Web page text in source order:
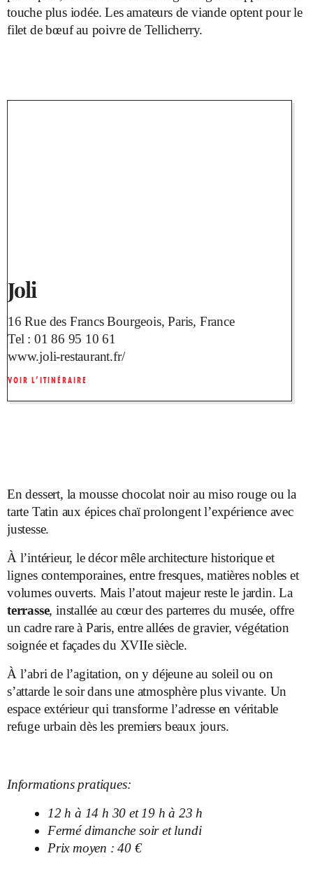
touche plus iodée. Les amateurs de viande optent pour le
filet de bœuf au poivre de Tellicherry.
Joli
16 Rue des Francs Bourgeois, Paris, France
Tel : 01 86 95 10 61
www.joli-restaurant.fr/
VOIR L’ITINÉRAIRE
En dessert, la mousse chocolat noir au miso rouge ou la
tarte Tatin aux épices chaï prolongent l’expérience avec
justesse.
À l’intérieur, le décor mêle architecture historique et
lignes contemporaines, entre fresques, matières nobles et
volumes ouverts. Mais l’atout majeur reste le jardin. La
terrasse, installée au cœur des parterres du musée, offre
un cadre rare à Paris, entre allées de gravier, végétation
soignée et façades du XVIIesiècle.
À l’abri de l’agitation, on y déjeune au soleil ou on
s’attarde le soir dans une atmosphère plus vivante. Un
espace extérieur qui transforme l’adresse en véritable
refuge urbain dès les premiers beaux jours.
Informations pratiques:
12 h à 14 h 30 et 19 h à 23 h
Fermé dimanche soir et lundi
Prix moyen : 40 €